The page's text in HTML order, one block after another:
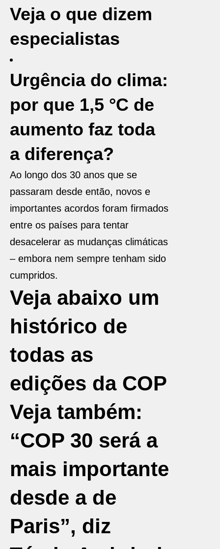
Veja o que dizem
especialistas
Urgência do clima:
por que 1,5 °C de
aumento faz toda
a diferença?
Ao longo dos 30 anos que se
passaram desde então, novos e
importantes acordos foram firmados
entre os países para tentar
desacelerar as mudanças climáticas
– embora nem sempre tenham sido
cumpridos.
Veja abaixo um
histórico de
todas as
edições da COP
Veja também:
“COP 30 será a
mais importante
desde a de
Paris”, diz